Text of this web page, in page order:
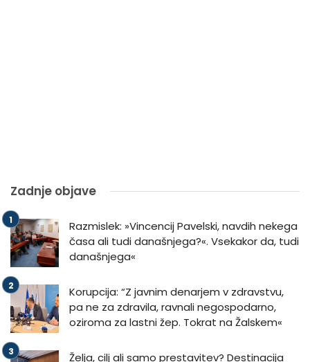
Zadnje objave
Razmislek: »Vincencij Pavelski, navdih nekega
časa ali tudi današnjega?«. Vsekakor da, tudi
današnjega«
Korupcija: “Z javnim denarjem v zdravstvu,
pa ne za zdravila, ravnali negospodarno,
oziroma za lastni žep. Tokrat na Žalskem«
Želja, cilj ali samo prestavitev? Destinacija